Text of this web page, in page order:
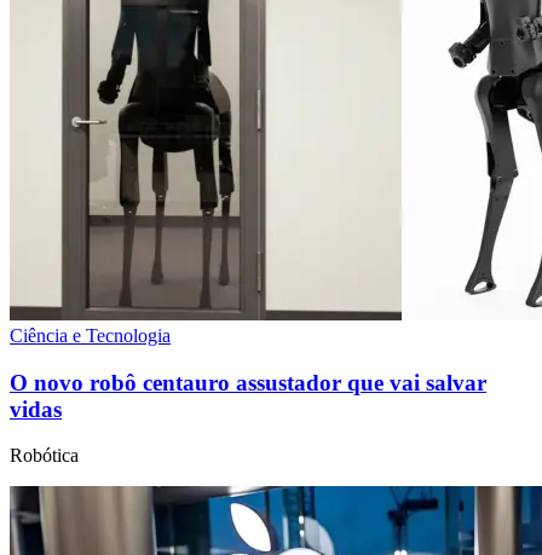
Ciência e Tecnologia
O novo robô centauro assustador que vai salvar
vidas
Robótica